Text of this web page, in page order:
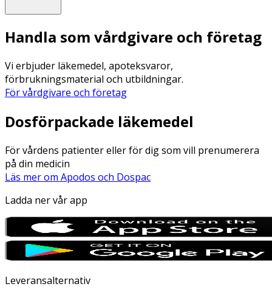
Handla som vårdgivare och företag
Vi erbjuder läkemedel, apoteksvaror,
förbrukningsmaterial och utbildningar.
För vårdgivare och företag
Dosförpackade läkemedel
För vårdens patienter eller för dig som vill prenumerera
på din medicin
Läs mer om Apodos och Dospac
Ladda ner vår app
Leveransalternativ